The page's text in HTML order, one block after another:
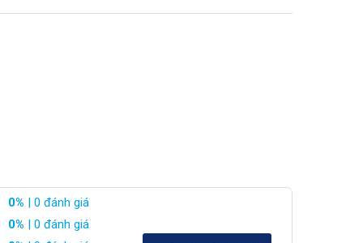
0% | 0 đánh giá
0% | 0 đánh giá